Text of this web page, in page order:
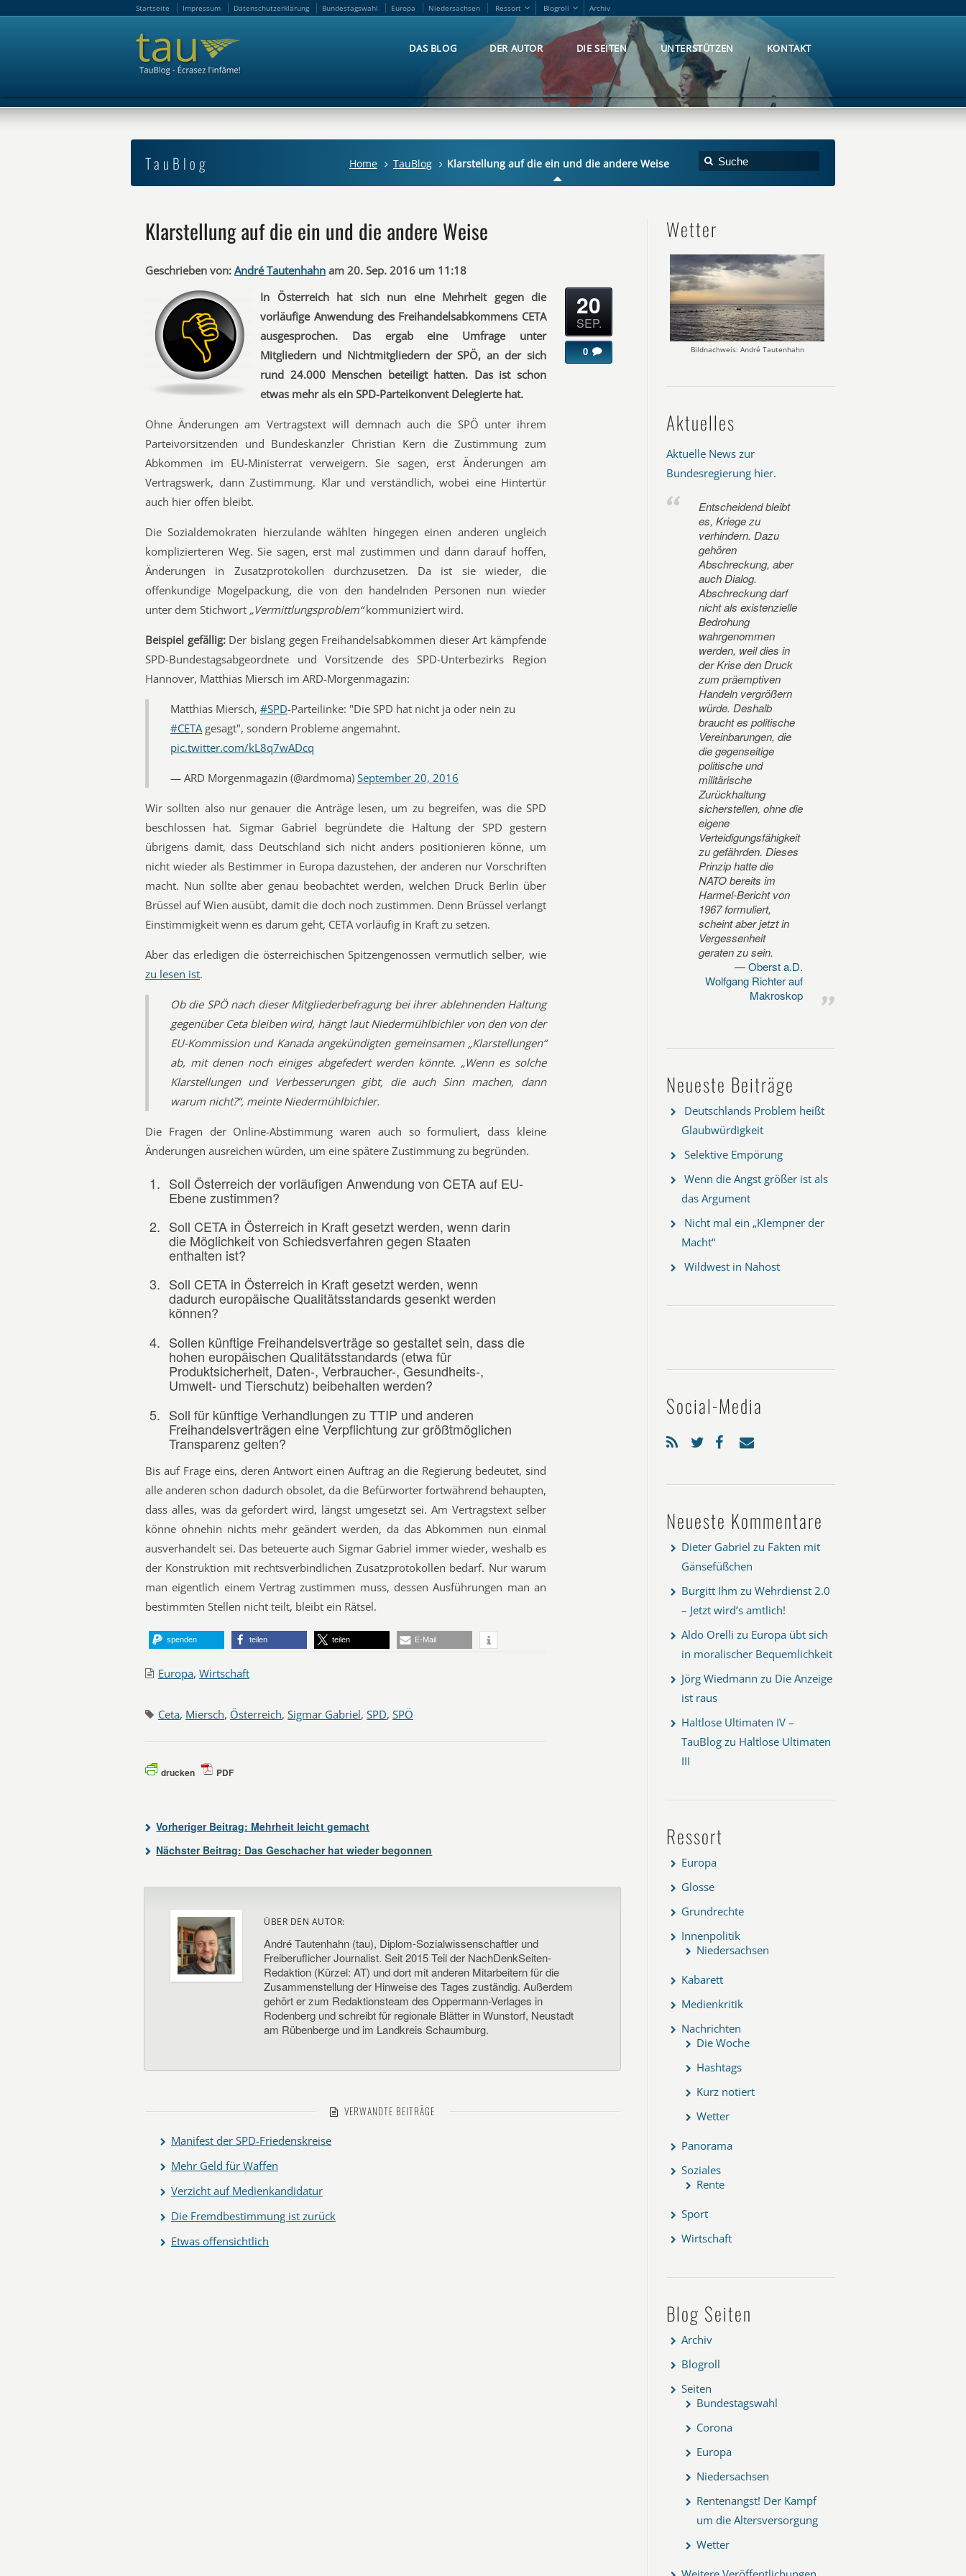
Startseite Impressum Datenschutzerklärung Bundestagswahl Europa Niedersachsen Ressort Blogroll Archiv
DAS BLOG DER AUTOR DIE SEITEN UNTERSTÜTZEN KONTAKT
TauBlog Home TauBlog Klarstellung auf die ein und die andere Weise
Klarstellung auf die ein und die andere Weise
Geschrieben von: André Tautenhahn am 20. Sep. 2016 um 11:18
In Österreich hat sich nun eine Mehrheit gegen die
vorläufige Anwendung des Freihandelsabkommens CETA
ausgesprochen. Das ergab eine Umfrage unter
Mitgliedern und Nichtmitgliedern der SPÖ, an der sich
rund 24.000 Menschen beteiligt hatten. Das ist schon
etwas mehr als ein SPD-Parteikonvent Delegierte hat.
Ohne Änderungen am Vertragstext will demnach auch die SPÖ unter ihrem
Parteivorsitzenden und Bundeskanzler Christian Kern die Zustimmung zum
Abkommen im EU-Ministerrat verweigern. Sie sagen, erst Änderungen am
Vertragswerk, dann Zustimmung. Klar und verständlich, wobei eine Hintertür
auch hier offen bleibt.
Die Sozialdemokraten hierzulande wählten hingegen einen anderen ungleich
komplizierteren Weg. Sie sagen, erst mal zustimmen und dann darauf hoffen,
Änderungen in Zusatzprotokollen durchzusetzen. Da ist sie wieder, die
offenkundige Mogelpackung, die von den handelnden Personen nun wieder
unter dem Stichwort „Vermittlungsproblem“kommuniziert wird.
Beispiel gefällig:Der bislang gegen Freihandelsabkommen dieser Art kämpfende
SPD-Bundestagsabgeordnete und Vorsitzende des SPD-Unterbezirks Region
Hannover, Matthias Miersch im ARD-Morgenmagazin:
Matthias Miersch, #SPD-Parteilinke: "Die SPD hat nicht ja oder nein zu
#CETAgesagt", sondern Probleme angemahnt.
pic.twitter.com/kL8q7wADcq
— ARD Morgenmagazin (@ardmoma) September 20, 2016
Wir sollten also nur genauer die Anträge lesen, um zu begreifen, was die SPD
beschlossen hat. Sigmar Gabriel begründete die Haltung der SPD gestern
übrigens damit, dass Deutschland sich nicht anders positionieren könne, um
nicht wieder als Bestimmer in Europa dazustehen, der anderen nur Vorschriften
macht. Nun sollte aber genau beobachtet werden, welchen Druck Berlin über
Brüssel auf Wien ausübt, damit die doch noch zustimmen. Denn Brüssel verlangt
Einstimmigkeit wenn es darum geht, CETA vorläufig in Kraft zu setzen.
Aber das erledigen die österreichischen Spitzengenossen vermutlich selber, wie
zu lesen ist.
Ob die SPÖ nach dieser Mitgliederbefragung bei ihrer ablehnenden Haltung
gegenüber Ceta bleiben wird, hängt laut Niedermühlbichler von den von der
EU-Kommission und Kanada angekündigten gemeinsamen „Klarstellungen“
ab, mit denen noch einiges abgefedert werden könnte. „Wenn es solche
Klarstellungen und Verbesserungen gibt, die auch Sinn machen, dann
warum nicht?“, meinte Niedermühlbichler.
Die Fragen der Online-Abstimmung waren auch so formuliert, dass kleine
Änderungen ausreichen würden, um eine spätere Zustimmung zu begründen.
1. Soll Österreich der vorläufigen Anwendung von CETA auf EU-
Ebene zustimmen?
2. Soll CETA in Österreich in Kraft gesetzt werden, wenn darin
die Möglichkeit von Schiedsverfahren gegen Staaten
enthalten ist?
3. Soll CETA in Österreich in Kraft gesetzt werden, wenn
dadurch europäische Qualitätsstandards gesenkt werden
können?
4. Sollen künftige Freihandelsverträge so gestaltet sein, dass die
hohen europäischen Qualitätsstandards (etwa für
Produktsicherheit, Daten-, Verbraucher-, Gesundheits-,
Umwelt- und Tierschutz) beibehalten werden?
5. Soll für künftige Verhandlungen zu TTIP und anderen
Freihandelsverträgen eine Verpflichtung zur größtmöglichen
Transparenz gelten?
Bis auf Frage eins, deren Antwort einen Auftrag an die Regierung bedeutet, sind
alle anderen schon dadurch obsolet, da die Befürworter fortwährend behaupten,
dass alles, was da gefordert wird, längst umgesetzt sei. Am Vertragstext selber
könne ohnehin nichts mehr geändert werden, da das Abkommen nun einmal
ausverhandelt sei. Das beteuerte auch Sigmar Gabriel immer wieder, weshalb es
der Konstruktion mit rechtsverbindlichen Zusatzprotokollen bedarf. Nur warum
man eigentlich einem Vertrag zustimmen muss, dessen Ausführungen man an
bestimmten Stellen nicht teilt, bleibt ein Rätsel.
spenden teilen teilen E-Mail
20
SEP.
0
Europa, Wirtschaft
Ceta, Miersch, Österreich, Sigmar Gabriel, SPD, SPÖ
drucken PDF
Vorheriger Beitrag: Mehrheit leicht gemacht
Nächster Beitrag: Das Geschacher hat wieder begonnen
ÜBER DEN AUTOR:
André Tautenhahn (tau), Diplom-Sozialwissenschaftler und
Freiberuflicher Journalist. Seit 2015 Teil der NachDenkSeiten-
Redaktion (Kürzel: AT) und dort mit anderen Mitarbeitern für die
Zusammenstellung der Hinweise des Tages zuständig. Außerdem
gehört er zum Redaktionsteam des Oppermann-Verlages in
Rodenberg und schreibt für regionale Blätter in Wunstorf, Neustadt
am Rübenberge und im Landkreis Schaumburg.
VERWANDTE BEITRÄGE
Manifest der SPD-Friedenskreise
Mehr Geld für Waffen
Verzicht auf Medienkandidatur
Die Fremdbestimmung ist zurück
Etwas offensichtlich
Wetter
Bildnachweis: André Tautenhahn
Aktuelles
Aktuelle News zur
Bundesregierung hier.
Entscheidend bleibt
es, Kriege zu
verhindern. Dazu
gehören
Abschreckung, aber
auch Dialog.
Abschreckung darf
nicht als existenzielle
Bedrohung
wahrgenommen
werden, weil dies in
der Krise den Druck
zum präemptiven
Handeln vergrößern
würde. Deshalb
braucht es politische
Vereinbarungen, die
die gegenseitige
politische und
militärische
Zurückhaltung
sicherstellen, ohne die
eigene
Verteidigungsfähigkeit
zu gefährden. Dieses
Prinzip hatte die
NATO bereits im
Harmel-Bericht von
1967 formuliert,
scheint aber jetzt in
Vergessenheit
geraten zu sein.
Oberst a.D.
Wolfgang Richter auf
Makroskop
Neueste Beiträge
Deutschlands Problem heißt
Glaubwürdigkeit
Selektive Empörung
Wenn die Angst größer ist als
das Argument
Nicht mal ein „Klempner der
Macht“
Wildwest in Nahost
Social-Media
Neueste Kommentare
Dieter Gabriel zu Fakten mit
Gänsefüßchen
Burgitt Ihm zu Wehrdienst 2.0
– Jetzt wird’s amtlich!
Aldo Orelli zu Europa übt sich
in moralischer Bequemlichkeit
Jörg Wiedmann zu Die Anzeige
ist raus
Haltlose Ultimaten IV –
TauBlog zu Haltlose Ultimaten
III
Ressort
Europa
Glosse
Grundrechte
Innenpolitik
Niedersachsen
Kabarett
Medienkritik
Nachrichten
Die Woche
Hashtags
Kurz notiert
Wetter
Panorama
Soziales
Rente
Sport
Wirtschaft
Blog Seiten
Archiv
Blogroll
Seiten
Bundestagswahl
Corona
Europa
Niedersachsen
Rentenangst! Der Kampf
um die Altersversorgung
Wetter
Startseite Impressum Datenschutzerklärung Bundestagswahl Europa Niedersachsen Ressort Blogroll Archiv
DAS BLOG DER AUTOR DIE SEITEN UNTERSTÜTZEN KONTAKT